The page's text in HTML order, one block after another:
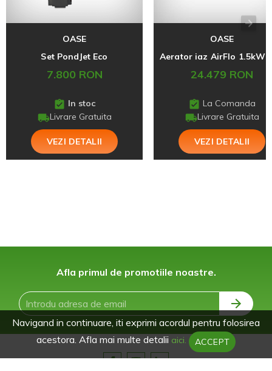
OASE
Set PondJet Eco
7.800 RON
In stoc
Livrare Gratuita
VEZI DETALII
OASE
24.479 RON
La Comanda
Livrare Gratuita
VEZI DETALII
Afla primul de promotiile noastre.
Navigand in continuare, iti exprimi acordul pentru folosirea
acestora. Afla mai multe detalii aici. ACCEPT